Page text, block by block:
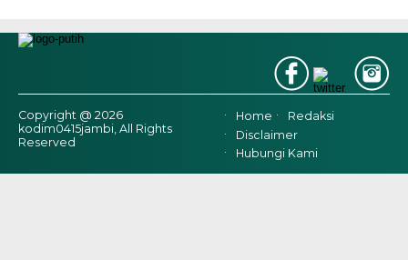
Copyright @ 2026
kodim0415jambi, All Rights
Reserved
Home
Redaksi
Disclaimer
Hubungi Kami